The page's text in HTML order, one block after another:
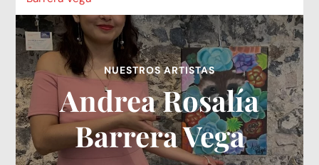
NUESTROS ARTISTAS
Andrea Rosalía
Barrera Vega